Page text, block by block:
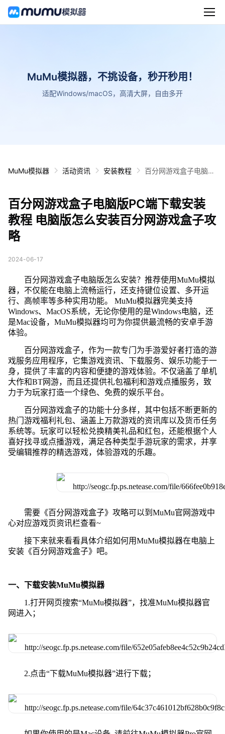
MuMu模拟器，不挑设备，秒开秒用！
适配Windows/macOS，高清大屏，自由多开
MuMu模拟器 活动资讯 安装教程
百分网游戏盒子电脑版
戏盒子攻略
百分网游戏盒子电脑版PC端下载安装
教程 电脑版怎么安装百分网游戏盒子攻
略
2024-06-17
百分网游戏盒子电脑版怎么安装？推荐使用MuMu模拟
器，不仅能在电脑上流畅运行，还支持键位设置、多开运
行、高帧率等多种实用功能。 MuMu模拟器完美支持
Windows、MacOS系统，无论你使用的是Windows电脑，还
是Mac设备，MuMu模拟器均可为你提供最流畅的安卓手游
体验。
百分网游戏盒子，作为一款专门为手游爱好者打造的游
戏服务应用程序，它集游戏资讯、下载服务、娱乐功能于一
身，提供了丰富的内容和便捷的游戏体验。不仅涵盖了单机
大作和BT网游，而且还提供礼包福利和游戏点播服务，致
力于为玩家打造一个绿色、免费的娱乐平台。
百分网游戏盒子的功能十分多样，其中包括不断更新的
热门游戏福利礼包、涵盖上万款游戏的资讯库以及货币任务
系统等。玩家可以轻松兑换精美礼品和红包，还能根据个人
喜好找寻或点播游戏，满足各种类型手游玩家的需求，并享
受编辑推荐的精选游戏，体验游戏的乐趣。
需要《百分网游戏盒子》攻略可以到MuMu官网游戏中
心对应游戏页资讯栏查看~
接下来就来看看具体介绍如何用MuMu模拟器在电脑上
安装《百分网游戏盒子》吧。
一、下载安装MuMu模拟器
1.打开网页搜索“MuMu模拟器”，找准MuMu模拟器官
网进入；
2.点击“下载MuMu模拟器”进行下载；